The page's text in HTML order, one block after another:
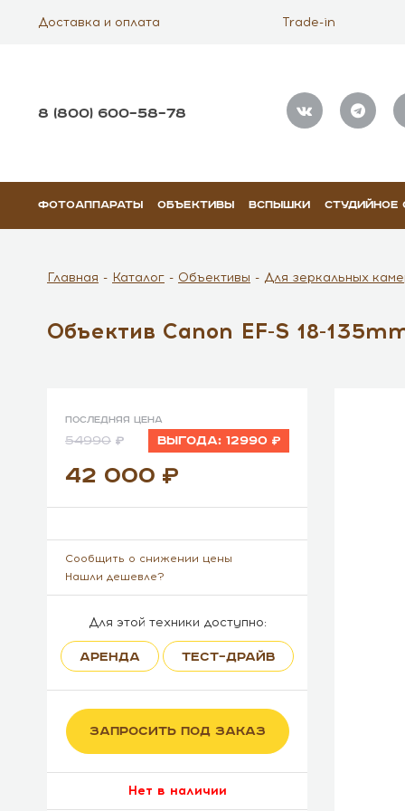
Доставка и оплата Trade-in
8 (800) 600–58–78
ФОТОАППАРАТЫ ОБЪЕКТИВЫ ВСПЫШКИ СТУДИЙНОЕ
Главная Каталог Объективы Для зеркальных
Объектив Canon EF-S 18-
Последняя цена
54990 Выгода: 12990
42 000
Сообщить о снижении цены
Нашли дешевле?
Для этой техники доступно:
АРЕНДА ТЕСТ–ДРАЙВ
ЗАПРОСИТЬ ПОД ЗАКАЗ
Нет в наличии